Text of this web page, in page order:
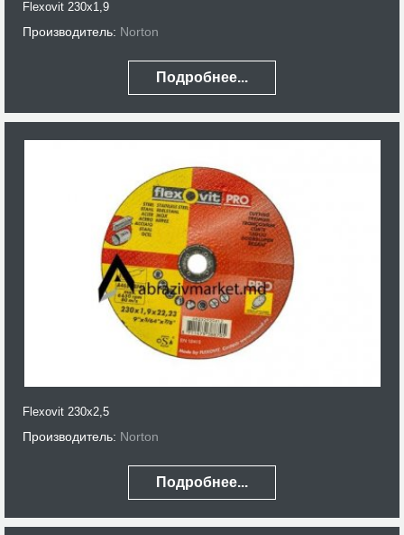
Flexovit 230x1,9
Производитель: Norton
Подробнее...
Flexovit 230x2,5
Производитель: Norton
Подробнее...